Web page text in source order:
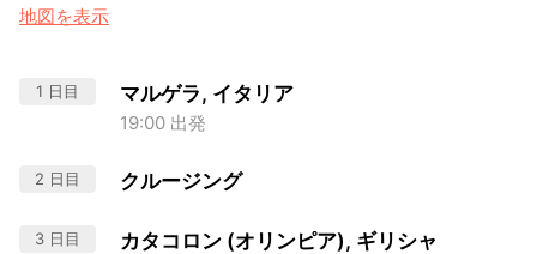
地図を表示
1 日目 マルゲラ, イタリア
19:00 出発
2 日目 クルージング
3 日目 カタコロン (オリンピア), ギリシャ